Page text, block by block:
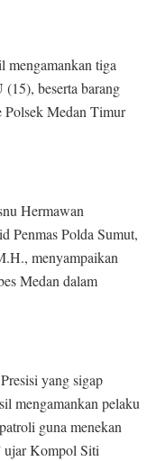
mengamankan tiga
beserta barang
Polsek Medan Timur
Hermawan
Penmas Polda Sumut,
menyampaikan
Medan dalam
yang sigap
mengamankan pelaku
guna menekan
ujar Kompol Siti